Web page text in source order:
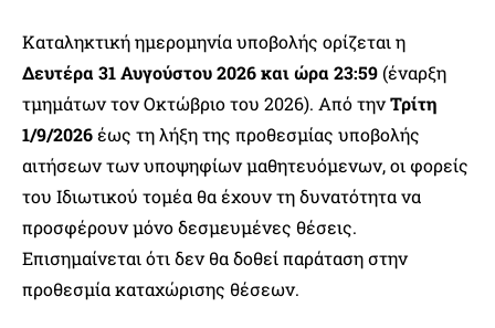
Καταληκτική ημερομηνία υποβολής ορίζεται η
Δευτέρα 31 Αυγούστου 2026 και ώρα 23:59(έναρξη
τμημάτων τον Οκτώβριο του 2026). Από τηνΤρίτη
1/9/2026έως τη λήξη της προθεσμίας υποβολής
αιτήσεων των υποψηφίων μαθητευόμενων, οι φορείς
του Ιδιωτικού τομέα θα έχουν τη δυνατότητα να
προσφέρουν μόνο δεσμευμένες θέσεις.
Επισημαίνεται ότι δεν θα δοθεί παράταση στην
προθεσμία καταχώρισης θέσεων.